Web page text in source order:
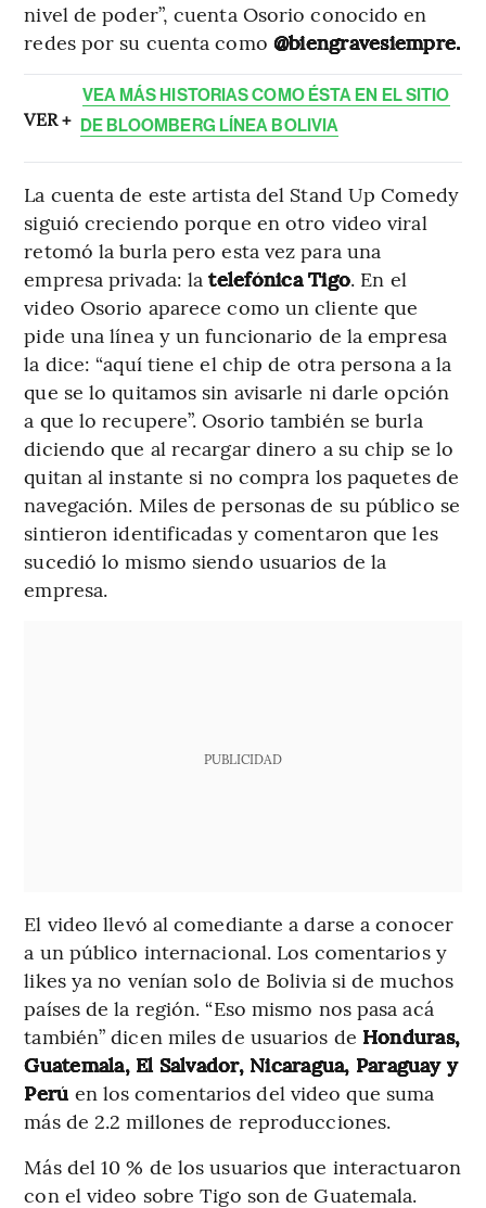
nivel de poder”, cuenta Osorio conocido en
redes por su cuenta como @biengravesiempre.
VER +
VEA MÁS HISTORIAS COMO ÉSTA EN EL SITIO
DE BLOOMBERG LÍNEA BOLIVIA
La cuenta de este artista del Stand Up Comedy
siguió creciendo porque en otro video viral
retomó la burla pero esta vez para una
empresa privada: latelefónica Tigo. En el
video Osorio aparece como un cliente que
pide una línea y un funcionario de la empresa
la dice: “aquí tiene el chip de otra persona a la
que se lo quitamos sin avisarle ni darle opción
a que lo recupere”. Osorio también se burla
diciendo que al recargar dinero a su chip se lo
quitan al instante si no compra los paquetes de
navegación. Miles de personas de su público se
sintieron identificadas y comentaron que les
sucedió lo mismo siendo usuarios de la
empresa.
PUBLICIDAD
El video llevó al comediante a darse a conocer
a un público internacional. Los comentarios y
likes ya no venían solo de Bolivia si de muchos
países de la región. “Eso mismo nos pasa acá
también” dicen miles de usuarios de Honduras,
Guatemala, El Salvador, Nicaragua, Paraguay y
Perú en los comentarios del video que suma
más de 2.2 millones de reproducciones.
Más del 10 % de los usuarios que interactuaron
con el video sobre Tigo son de Guatemala.